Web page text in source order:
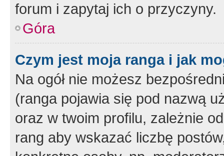
forum i zapytaj ich o przyczyny.
Góra
Czym jest moja ranga i jak
Na ogół nie możesz
(ranga pojawia się pod nazwą
oraz w twoim profilu, zależnie
rang aby wskazać liczbę